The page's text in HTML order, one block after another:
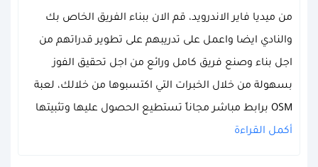
من ميديا فاير الاندرويد، قم الان ببناء الفريق الخاص بك
والنادي ايضا واعمل على تدريبهم على تطوير قدراتهم من
اجل بناء وصنع فريق كامل ورائع من اجل تحقيق الفوز
بسهولة من خلال الخبرات التي اكتسبوها من خلالك، لعبة
OSM برابط مباشر مجاناً تستطيع الحصول عليها وتثبيتها
أكمل القراءة